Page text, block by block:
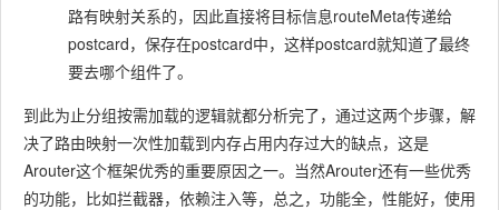
路有映射关系的，因此直接将目标信息routeMeta传递给
postcard，保存在postcard中，这样postcard就知道了最终
要去哪个组件了。
到此为止分组按需加载的逻辑就都分析完了，通过这两个步骤，解
决了路由映射一次性加载到内存占用内存过大的缺点，这是
Arouter这个框架优秀的重要原因之一。当然Arouter还有一些优秀
的功能，比如拦截器，依赖注入等，总之，功能全，性能好，使用